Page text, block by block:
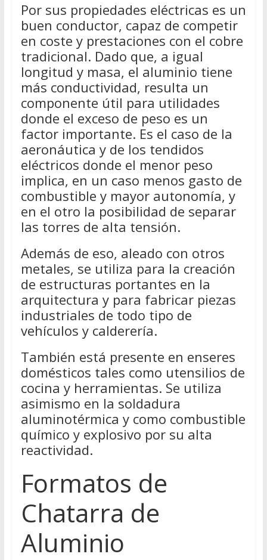
Por sus propiedades eléctricas es un
buen conductor, capaz de competir
en coste y prestaciones con el cobre
tradicional. Dado que, a igual
longitud y masa, el aluminio tiene
más conductividad, resulta un
componente útil para utilidades
donde el exceso de peso es un
factor importante. Es el caso de la
aeronáutica y de los tendidos
eléctricos donde el menor peso
implica, en un caso menos gasto de
combustible y mayor autonomía, y
en el otro la posibilidad de separar
las torres de alta tensión.
Además de eso, aleado con otros
metales, se utiliza para la creación
de estructuras portantes en la
arquitectura y para fabricar piezas
industriales de todo tipo de
vehículos y calderería.
También está presente en enseres
domésticos tales como utensilios de
cocina y herramientas. Se utiliza
asimismo en la soldadura
aluminotérmica y como combustible
químico y explosivo por su alta
reactividad.
Formatos de
Chatarra de
Aluminio